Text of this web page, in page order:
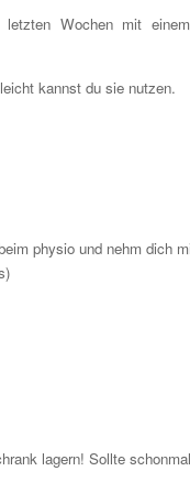
Wochen mit
kannst du sie nutzen.
physio und nehm dich
lagern! Sollte